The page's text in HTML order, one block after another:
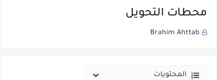
محطات التحويل
Brahim Ahttab
المحتويات